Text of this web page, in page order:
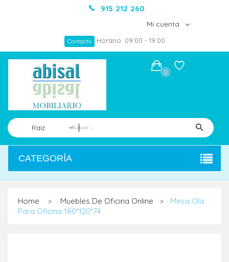
915 212 260
Mi cuenta
Contacto Horario: 09:00 - 19:00
Raíz
0
CATEGORÍA
Home > Muebles De Oficina Online >
Mesa Ola
Para Oficina 180*120*74